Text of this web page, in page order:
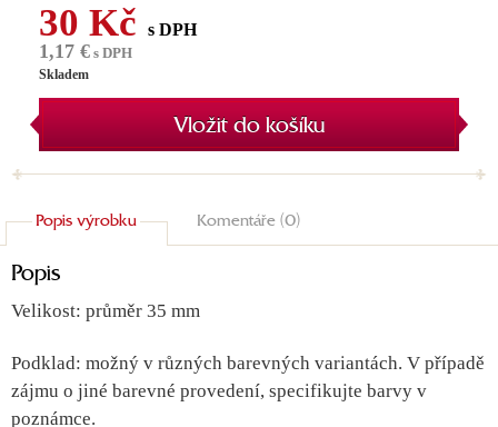
30 Kč s DPH
1,17 € s DPH
Skladem
Vložit do košíku
Popis výrobku Komentáře (0)
Popis
Velikost: průměr 35 mm
Podklad: možný v různých barevných variantách. V případě
zájmu o jiné barevné provedení, specifikujte barvy v
poznámce.